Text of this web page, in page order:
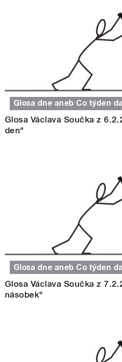
Glosa dne aneb Co týden dal
Glosa Václava Součka z
den"
Glosa dne aneb Co týden
Glosa Václava Součka z
násobek"